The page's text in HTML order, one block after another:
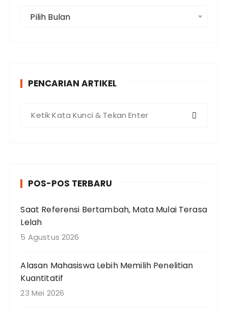
Pilih Bulan
PENCARIAN ARTIKEL
i
n
u
n
u
k
POS-POS TERBARU
Saat Referensi Bertambah, Mata Mulai Terasa
Lelah
5 Agustus 2026
Alasan Mahasiswa Lebih Memilih Penelitian
Kuantitatif
23 Mei 2026